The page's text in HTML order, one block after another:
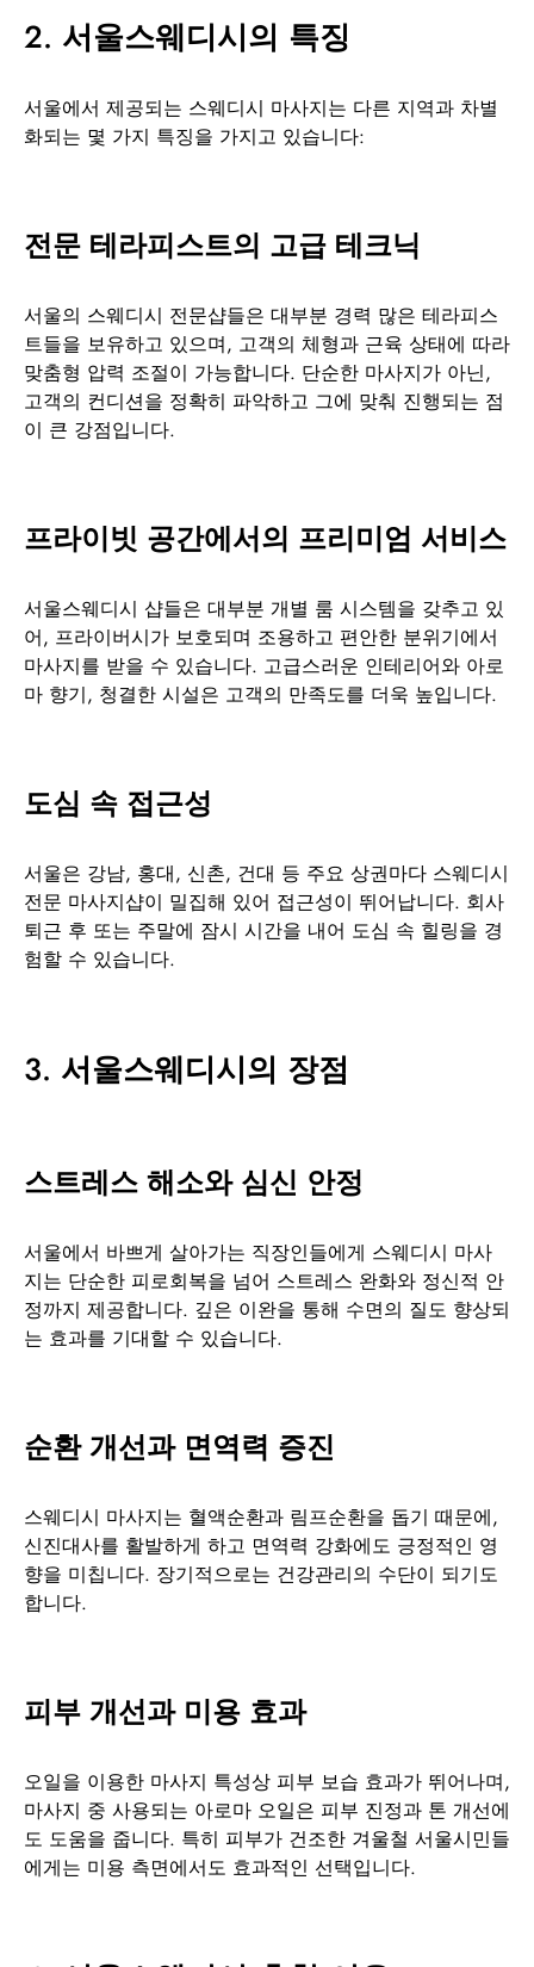
2. 서울스웨디시의 특징
서울에서 제공되는 스웨디시 마사지는 다른 지역과 차별
화되는 몇 가지 특징을 가지고 있습니다:
전문 테라피스트의 고급 테크닉
서울의 스웨디시 전문샵들은 대부분 경력 많은 테라피스
트들을 보유하고 있으며, 고객의 체형과 근육 상태에 따라
맞춤형 압력 조절이 가능합니다. 단순한 마사지가 아닌,
고객의 컨디션을 정확히 파악하고 그에 맞춰 진행되는 점
이 큰 강점입니다.
프라이빗 공간에서의 프리미엄 서비스
서울스웨디시 샵들은 대부분 개별 룸 시스템을 갖추고 있
어, 프라이버시가 보호되며 조용하고 편안한 분위기에서
마사지를 받을 수 있습니다. 고급스러운 인테리어와 아로
마 향기, 청결한 시설은 고객의 만족도를 더욱 높입니다.
도심 속 접근성
서울은 강남, 홍대, 신촌, 건대 등 주요 상권마다 스웨디시
전문 마사지샵이 밀집해 있어 접근성이 뛰어납니다. 회사
퇴근 후 또는 주말에 잠시 시간을 내어 도심 속 힐링을 경
험할 수 있습니다.
3. 서울스웨디시의 장점
스트레스 해소와 심신 안정
서울에서 바쁘게 살아가는 직장인들에게 스웨디시 마사
지는 단순한 피로회복을 넘어 스트레스 완화와 정신적 안
정까지 제공합니다. 깊은 이완을 통해 수면의 질도 향상되
는 효과를 기대할 수 있습니다.
순환 개선과 면역력 증진
스웨디시 마사지는 혈액순환과 림프순환을 돕기 때문에,
신진대사를 활발하게 하고 면역력 강화에도 긍정적인 영
향을 미칩니다. 장기적으로는 건강관리의 수단이 되기도
합니다.
피부 개선과 미용 효과
오일을 이용한 마사지 특성상 피부 보습 효과가 뛰어나며,
마사지 중 사용되는 아로마 오일은 피부 진정과 톤 개선에
도 도움을 줍니다. 특히 피부가 건조한 겨울철 서울시민들
에게는 미용 측면에서도 효과적인 선택입니다.